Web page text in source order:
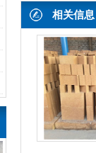
相关信息